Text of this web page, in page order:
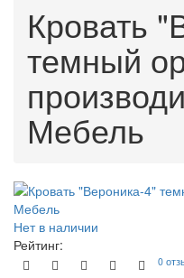
Кровать
темный
Мебель
Нет в наличии
Рейтинг:
0